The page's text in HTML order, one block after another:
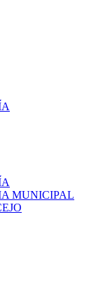
MUNICIPAL